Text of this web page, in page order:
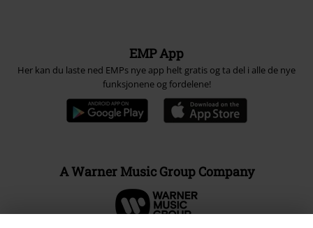
EMP App
Her kan du laste ned EMPs nye app helt gratis og ta del i alle de nye
funksjonene og fordelene!
A Warner Music Group Company